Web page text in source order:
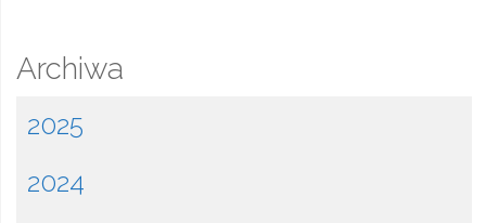
Archiwa
2025
2024